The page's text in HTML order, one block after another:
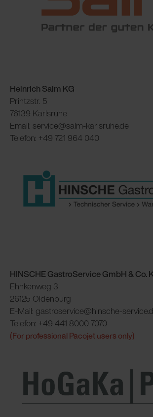
Heinrich Salm KG
Printzstr. 5
76139 Karlsruhe
Email: service@salm-karlsruhe.de
Telefon: +49 721 964 040
HINSCHE GastroService GmbH & Co.
Ehnkenweg 3
26125 Oldenburg
E-Mail: gastroservice@hinsche-
Telefon: +49 441 8000 7070
(For professional Pacojet users only)